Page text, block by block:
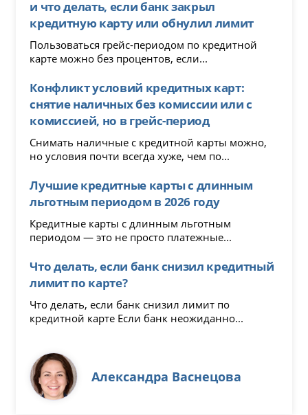
и что делать, если банк закрыл
кредитную карту или обнулил лимит
Пользоваться грейс-периодом по кредитной
карте можно без процентов, если...
Конфликт условий кредитных карт:
снятие наличных без комиссии или с
комиссией, но в грейс-период
Снимать наличные с кредитной карты можно,
но условия почти всегда хуже, чем по...
Лучшие кредитные карты с длинным
льготным периодом в 2026 году
Кредитные карты с длинным льготным
периодом — это не просто платежные...
Что делать, если банк снизил кредитный
лимит по карте?
Что делать, если банк снизил лимит по
кредитной карте Если банк неожиданно...
Александра Васнецова